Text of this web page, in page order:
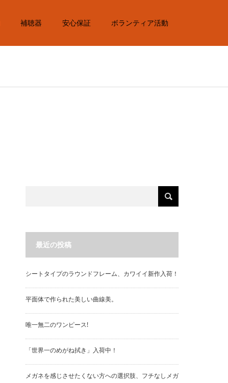
補聴器 安心保証 ボランティア活動
最近の投稿
シートタイプのラウンドフレーム、カワイイ新作入荷！
平面体で作られた美しい曲線美。
唯一無二のワンピース!
「世界一のめがね拭き」入荷中！
メガネを感じさせたくない方への選択肢、フチなしメガ